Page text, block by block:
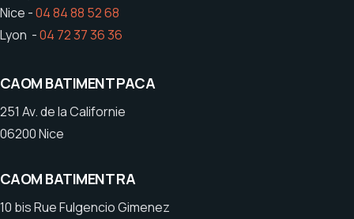
Nice -04 84 88 52 68
Lyon -04 72 37 36 36
CAOM BATIMENT PACA
251 Av. de la Californie
06200 Nice
CAOM BATIMENT RA
10 bis Rue Fulgencio Gimenez